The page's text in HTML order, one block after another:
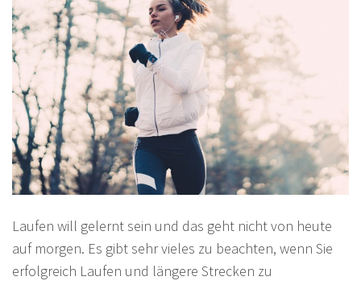
Laufen will gelernt sein und das geht nicht von heute
auf morgen. Es gibt sehr vieles zu beachten, wenn Sie
erfolgreich Laufen und längere Strecken zu